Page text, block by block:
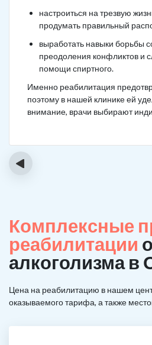
настроиться на трезвую
продумать правильный
выработать навыки борьбы
преодоления конфликтов и
помощи спиртного.
Именно реабилитация
поэтому в нашей клинике ей
внимание, врачи выбирают
‹
Комплексные
реабилитации
алкоголизма в
Цена на реабилитацию в нашем
оказываемого тарифа, а также